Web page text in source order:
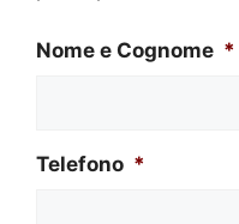
Nome e Cognome *
Telefono *